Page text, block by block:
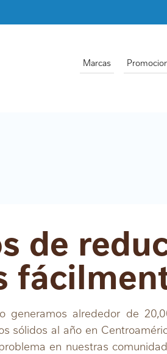
Marcas
de
generamos alrededor de
sólidos al año en
en nuestras